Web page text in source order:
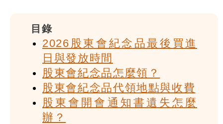
目錄
2026股東會紀念品最後買進
日與發放時間
股東會紀念品怎麼領？
股東會紀念品代領地點與收費
股東會開會通知書遺失怎麼
辦？